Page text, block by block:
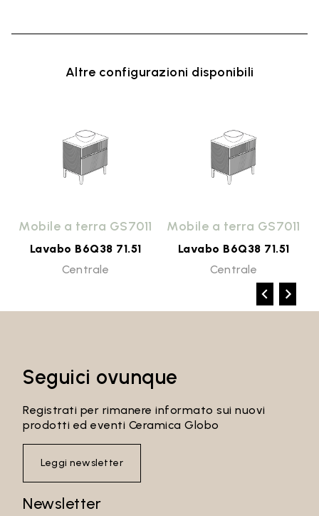
Altre configurazioni disponibili
Mobile a terra GS7011
Lavabo B6Q38 71.51
Centrale
Mobile a terra GS7011
Lavabo B6Q38 71.51
Centrale
Seguici ovunque
Registrati per rimanere informato sui nuovi
prodotti ed eventi Ceramica Globo
Leggi newsletter
Newsletter